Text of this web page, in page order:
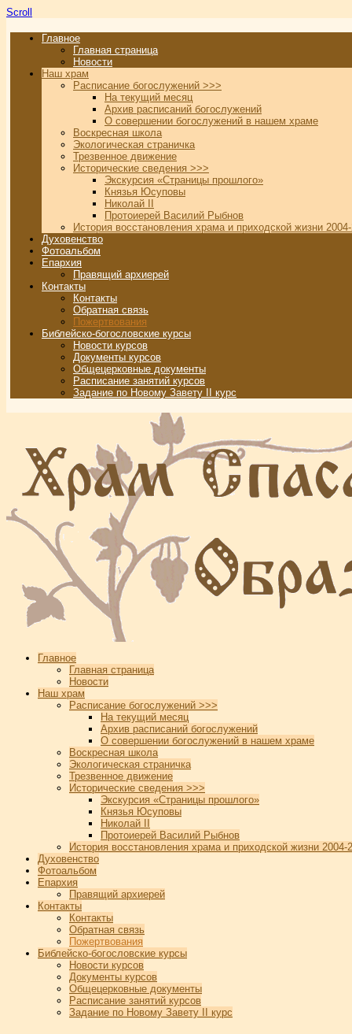
Scroll
Главное
Главная страница
Новости
Наш храм
Расписание богослужений >>>
На текущий месяц
Архив расписаний богослужений
О совершении богослужений в нашем храме
Воскресная школа
Экологическая страничка
Трезвенное движение
Исторические сведения >>>
Экскурсия «Страницы прошлого»
Князья Юсуповы
Николай II
Протоиерей Василий Рыбнов
История восстановления храма и приходской жизни
Духовенство
Фотоальбом
Епархия
Правящий архиерей
Контакты
Контакты
Обратная связь
Пожертвования
Библейско-богословские курсы
Новости курсов
Документы курсов
Общецерковные документы
Расписание занятий курсов
Задание по Новому Завету II курс
Главное
Главная страница
Новости
Наш храм
Расписание богослужений >>>
На текущий месяц
Архив расписаний богослужений
О совершении богослужений в нашем храме
Воскресная школа
Экологическая страничка
Трезвенное движение
Исторические сведения >>>
Экскурсия «Страницы прошлого»
Князья Юсуповы
Николай II
Протоиерей Василий Рыбнов
История восстановления храма и приходской жизни 2004-
Духовенство
Фотоальбом
Епархия
Правящий архиерей
Контакты
Контакты
Обратная связь
Пожертвования
Библейско-богословские курсы
Новости курсов
Документы курсов
Общецерковные документы
Расписание занятий курсов
Задание по Новому Завету II курс